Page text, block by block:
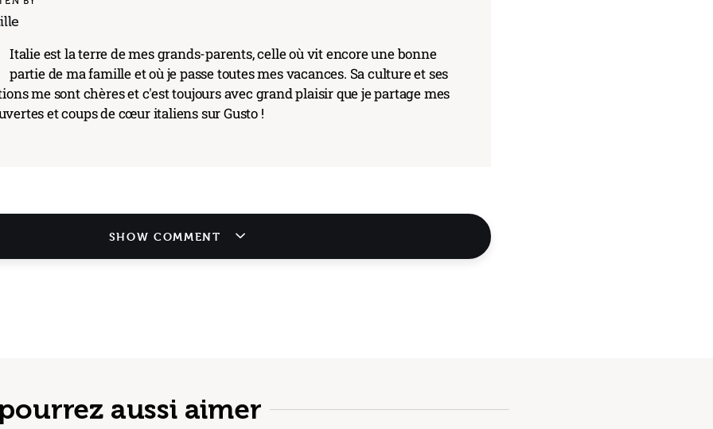
Italie est la terre de mes grands-parents, celle où vit encore une bonne
partie de ma famille et où je passe toutes mes vacances. Sa culture et ses
me sont chères et c'est toujours avec grand plaisir que je partage mes
et coups de cœur italiens sur Gusto !
SHOW COMMENT
aussi aimer